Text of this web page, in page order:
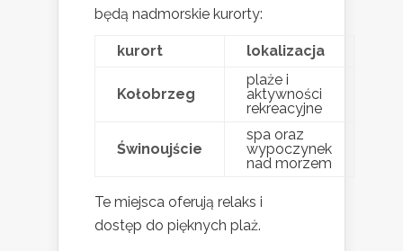
będą nadmorskie kurorty:
kurort lokalizacja
Kołobrzeg
plaże i
aktywności
rekreacyjne
Świnoujście
spa oraz
wypoczynek
nad morzem
Te miejsca oferują relaks i
dostęp do pięknych plaż.